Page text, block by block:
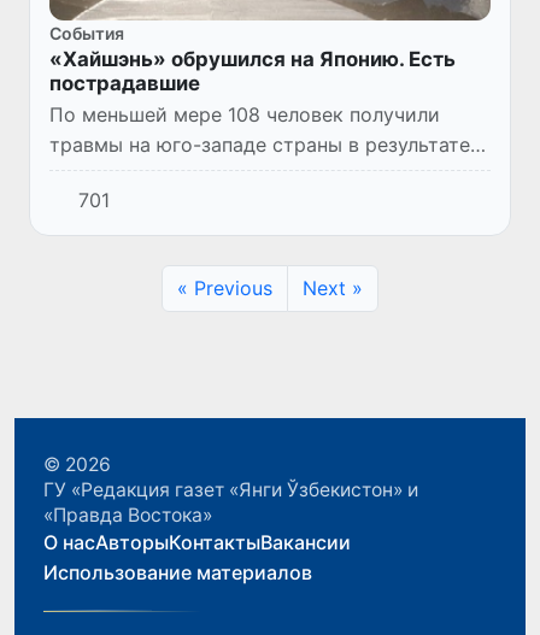
Cобытия
«Хайшэнь» обрушился на Японию. Есть
пострадавшие
По меньшей мере 108 человек получили
травмы на юго-западе страны в результате
воздействия мощного тайфуна, который
обрушился на территорию страны минувшей
ночью.
701
« Previous Next »
© 2026
ГУ «Редакция газет «Янги Ўзбекистон» и
«Правда Востока»
О насАвторыКонтактыВакансии
Использование материалов